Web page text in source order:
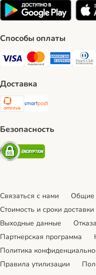
Способы оплаты
Visa Payment Method
Mastercard Payment
AmericanDiners
Доставка
Omniva Shipping
SmartPosti
Безопасность
Security
Связаться с нами Общие
Стоимость и сроки доставки
Выходные данные
Партнерская программа
Политика
Правила утилизации